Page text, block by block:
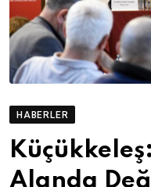
HABERLER
Alanda